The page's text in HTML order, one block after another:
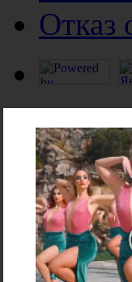
Отказ